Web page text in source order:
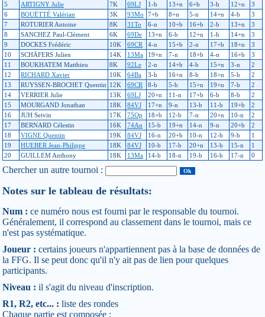
5
ARTIGNY Julie 7K 69LJ 1-b 13+n 6+b 3-b 12+n
3
6
BOUËTTÉ Valérian 3K 93Mo 7+b 8+n 5-n 14+n 4-b
3
7
ROTURIER Antoine 8K 31To 6-n 10+b 16+b 2-b 13+n
3
8
SANCHEZ Paul-Clément 6K 69De 13+n 6-b 12+n 1-b 14+n
3
9
DOCKES Frédéric 10K 69CR 4-n 15+b 2-n 17+b 18+n
3
10
SCHÄFERS Julien 14K 13Ma 19+n 7-n 18+b 4-n 16+b
3
11
BOUKHATEM Matthieu 8K 92Le 2-n 14+b 4-b 15+n 3-n
2
12
RICHARD Xavier 10K 64Ba 3-b 16+n 8-b 18+n 5-b
2
13
RUYSSEN-BROCHET Quentin 12K 69CR 8-b 5-b 15+n 19+n 7-b
2
14
VERRIER Julie 13K 69LJ 20+n 11-n 17+b 6-b 8-b
2
15
MOURGAND Jonathan 18K 84VJ 17+n 9-n 13-b 11-b 19+b
2
16
JUH Seivin 17K 75Op 18+b 12-b 7-n 20+n 10-n
2
17
BERNARD Célestin 16K 74An 15-b 19+n 14-n 9-n 20+b
2
18
VIGNE Quentin 19K 84VJ 16-n 20+b 10-n 12-b 9-b
1
19
HUEBER Jean-Philippe 18K 84VJ 10-b 17-b 20+n 13-b 15-n
1
20
GUILLEM Anthony 18K 13Ma 14-b 18-n 19-b 16-b 17-n 0
Chercher un autre tournoi :
Notes sur le tableau de résultats:
Num : ce numéro nous est fourni par le responsable du tournoi.
Généralement, il correspond au classement dans le tournoi, mais ce
n'est pas systématique.
Joueur : certains joueurs n'appartiennent pas à la base de données de
la FFG. Il se peut donc qu'il n'y ait pas de lien pour quelques
participants.
Niveau : il s'agit du niveau d'inscription.
R1, R2, etc... : liste des rondes
Chaque partie est composée :